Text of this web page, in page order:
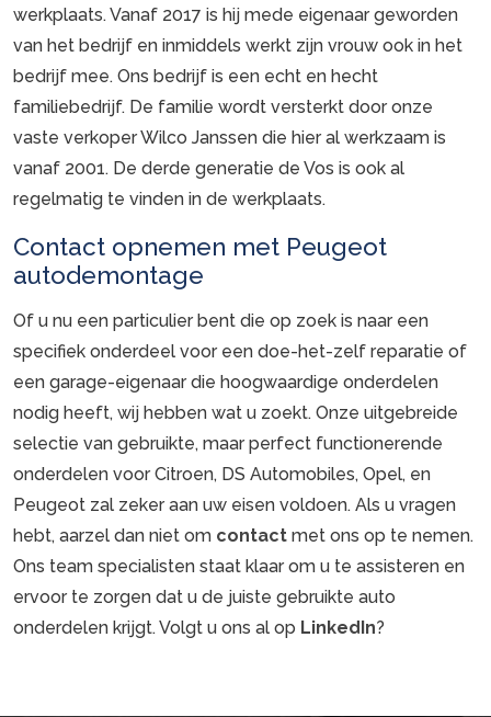
werkplaats. Vanaf 2017 is hij mede eigenaar geworden
van het bedrijf en inmiddels werkt zijn vrouw ook in het
bedrijf mee. Ons bedrijf is een echt en hecht
familiebedrijf. De familie wordt versterkt door onze
vaste verkoper Wilco Janssen die hier al werkzaam is
vanaf 2001. De derde generatie de Vos is ook al
regelmatig te vinden in de werkplaats.
Contact opnemen met Peugeot
autodemontage
Of u nu een particulier bent die op zoek is naar een
specifiek onderdeel voor een doe-het-zelf reparatie of
een garage-eigenaar die hoogwaardige onderdelen
nodig heeft, wij hebben wat u zoekt. Onze uitgebreide
selectie van gebruikte, maar perfect functionerende
onderdelen voor Citroen, DS Automobiles, Opel, en
Peugeot zal zeker aan uw eisen voldoen. Als u vragen
hebt, aarzel dan niet om contact met ons op te nemen.
Ons team specialisten staat klaar om u te assisteren en
ervoor te zorgen dat u de juiste gebruikte auto
onderdelen krijgt. Volgt u ons al op LinkedIn?